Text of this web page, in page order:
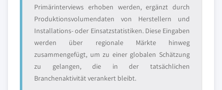
Primärinterviews erhoben werden, ergänzt durch
Produktionsvolumendaten von Herstellern und
Installations- oder Einsatzstatistiken. Diese Eingaben
werden über regionale Märkte hinweg
zusammengefügt, um zu einer globalen Schätzung
zu gelangen, die in der tatsächlichen
Branchenaktivität verankert bleibt.